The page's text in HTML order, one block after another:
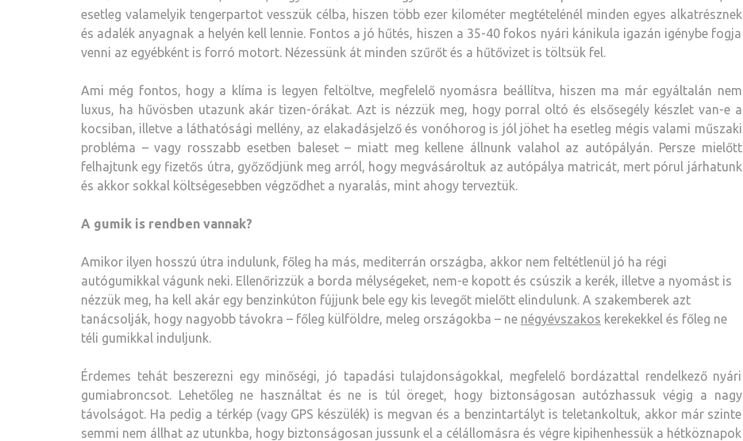
esetleg valamelyik tengerpartot vesszük célba, hiszen több ezer kilométer megtételénél minden egyes alkatrésznek
és adalék anyagnak a helyén kell lennie. Fontos a jó hűtés, hiszen a 35-40 fokos nyári kánikula igazán igénybe fogja
venni az egyébként is forró motort. Nézessünk át minden szűrőt és a hűtővizet is töltsük fel.
Ami még fontos, hogy a klíma is legyen feltöltve, megfelelő nyomásra beállítva, hiszen ma már egyáltalán nem
luxus, ha hűvösben utazunk akár tizen-órákat. Azt is nézzük meg, hogy porral oltó és elsősegély készlet van-e a
kocsiban, illetve a láthatósági mellény, az elakadásjelző és vonóhorog is jól jöhet ha esetleg mégis valami műszaki
probléma – vagy rosszabb esetben baleset – miatt meg kellene állnunk valahol az autópályán. Persze mielőtt
felhajtunk egy fizetős útra, győződjünk meg arról, hogy megvásároltuk az autópálya matricát, mert pórul járhatunk
és akkor sokkal költségesebben végződhet a nyaralás, mint ahogy terveztük.
A gumik is rendben vannak?
Amikor ilyen hosszú útra indulunk, főleg ha más, mediterrán országba, akkor nem feltétlenül jó ha régi
autógumikkal vágunk neki. Ellenőrizzük a borda mélységeket, nem-e kopott és csúszik a kerék, illetve a nyomást is
nézzük meg, ha kell akár egy benzinkúton fújjunk bele egy kis levegőt mielőtt elindulunk. A szakemberek azt
tanácsolják, hogy nagyobb távokra – főleg külföldre, meleg országokba – ne négyévszakos kerekekkel és főleg ne
téli gumikkal induljunk.
Érdemes tehát beszerezni egy minőségi, jó tapadási tulajdonságokkal, megfelelő bordázattal rendelkező nyári
gumiabroncsot. Lehetőleg ne használtat és ne is túl öreget, hogy biztonságosan autózhassuk végig a nagy
távolságot. Ha pedig a térkép (vagy GPS készülék) is megvan és a benzintartályt is teletankoltuk, akkor már szinte
semmi nem állhat az utunkba, hogy biztonságosan jussunk el a célállomásra és végre kipihenhessük a hétköznapok